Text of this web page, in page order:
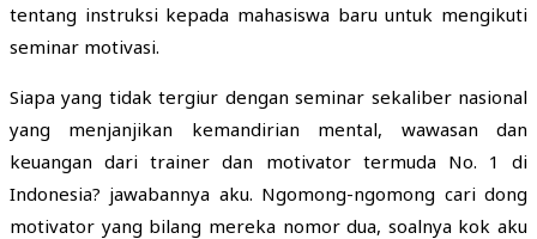
tentang instruksi kepada mahasiswa baru untuk mengikuti
seminar motivasi.
Siapa yang tidak tergiur dengan seminar sekaliber nasional
yang menjanjikan kemandirian mental, wawasan dan
keuangan dari trainer dan motivator termuda No. 1 di
Indonesia? jawabannya aku. Ngomong-ngomong cari dong
motivator yang bilang mereka nomor dua, soalnya kok aku